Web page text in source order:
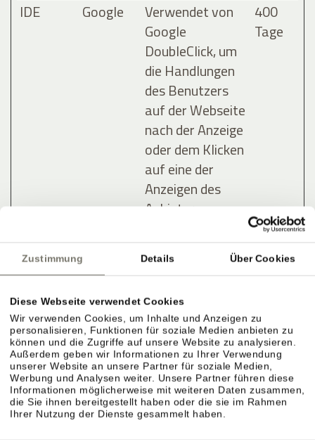
Zustimmung Details Über Cookies
Diese Webseite verwendet Cookies
Wir verwenden Cookies, um Inhalte und Anzeigen zu
personalisieren, Funktionen für soziale Medien anbieten zu
können und die Zugriffe auf unsere Website zu analysieren.
Außerdem geben wir Informationen zu Ihrer Verwendung
unserer Website an unsere Partner für soziale Medien,
Werbung und Analysen weiter. Unsere Partner führen diese
Informationen möglicherweise mit weiteren Daten zusammen,
die Sie ihnen bereitgestellt haben oder die sie im Rahmen
Ihrer Nutzung der Dienste gesammelt haben.
IDE Google
Verwendet von
Google
DoubleClick, um
die Handlungen
des Benutzers
auf der Webseite
nach der Anzeige
oder dem Klicken
auf eine der
Anzeigen des
Anbieters zu
zu melden, mit
dem Zweck der
Wirksamkeit
einer Werbung
und der Anzeige
zielgerichteter
Werbung für den
Benutzer.
400
Tage